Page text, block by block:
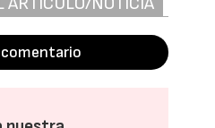
comentario